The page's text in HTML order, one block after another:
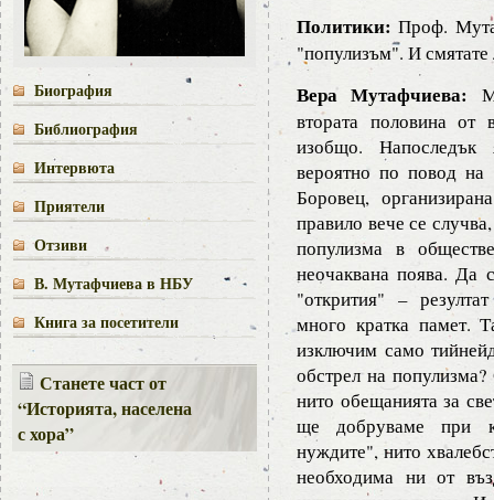
Биография
Библиография
Интервюта
Приятели
Отзиви
В. Мутафчиева в НБУ
Книга за посетители
Станете част от
“Историята, населена
с хора”
Политики: Проф.
"популизъм". И смятате
Вера Мутафчиева:
втората половина
изобщо. Напоследък
вероятно по повод на
Боровец,
правило вече се
популизма в
неочаквана поява. Да
"открития" –
много кратка памет.
изключим само
обстрел на
нито обещанията за
ще добруваме при
нуждите", нито
необходима ни от